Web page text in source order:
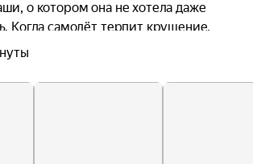
о котором она не хотела даже
Когда самолёт терпит крушение,
прыгать без подготовки.
подвешены над горной